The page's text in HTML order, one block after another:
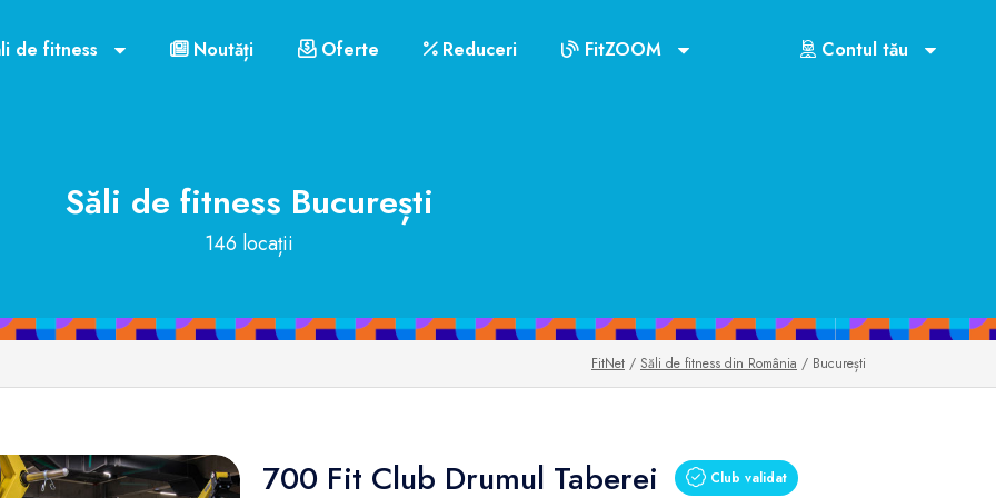
de fitness Noutăți Oferte Reduceri FitZOOM Contul tău
Săli de fitness București
146 locații
FitNet / Săli de fitness din România / București
700 Fit Club Drumul Taberei Club validat